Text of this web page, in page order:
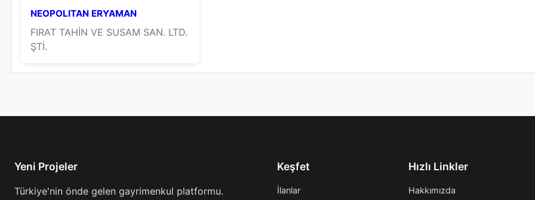
NEOPOLITAN ERYAMAN
FIRAT TAHİN VE SUSAM SAN. LTD.
ŞTİ.
Yeni Projeler
Türkiye'nin önde gelen gayrimenkul platformu.
Keşfet
İlanlar
Hızlı Linkler
Hakkımızda